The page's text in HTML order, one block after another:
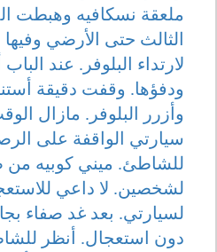
ملعقة نسكافيه وهبطت
الثالث حتى الأرضي
لارتداء البلوفر. عند
ودفؤها. وقفت دقيقة
وأزرر البلوفر. مازال
سيارتي الواقفة على
للشاطئ. ميني كوبيه من
لشخصين. لا داعي
لسيارتي. بعد غد صفاء
دون استعجال. أنظر